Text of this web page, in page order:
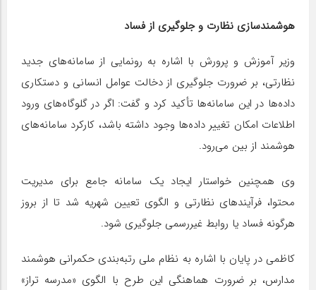
هوشمندسازی نظارت و جلوگیری از فساد
وزیر آموزش و پرورش با اشاره به رونمایی از سامانه‌های جدید
نظارتی، بر ضرورت جلوگیری از دخالت عوامل انسانی و دستکاری
داده‌ها در این سامانه‌ها تأکید کرد و گفت: اگر در گلوگاه‌های ورود
اطلاعات امکان تغییر داده‌ها وجود داشته باشد، کارکرد سامانه‌های
هوشمند از بین می‌رود.
وی همچنین خواستار ایجاد یک سامانه جامع برای مدیریت
محتوا، فرآیندهای نظارتی و الگوی تعیین شهریه شد تا از بروز
هرگونه فساد یا روابط غیررسمی جلوگیری شود.
کاظمی در پایان با اشاره به نظام ملی رتبه‌بندی حکمرانی هوشمند
مدارس، بر ضرورت هماهنگی این طرح با الگوی «مدرسه تراز»